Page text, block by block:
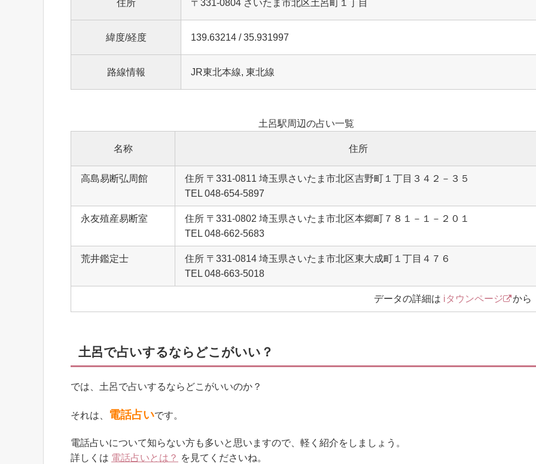
住所 〒331-0804 さいたま市北区土呂町１丁目
緯度/経度 139.63214 / 35.931997
路線情報 JR東北本線, 東北線
土呂駅周辺の占い一覧
名称 住所
高島易断弘周館
住所 〒331-0811 埼玉県さいたま市北区吉野町１丁目３４２－３５
TEL 048-654-5897
永友殖産易断室
住所 〒331-0802 埼玉県さいたま市北区本郷町７８１－１－２０１
TEL 048-662-5683
荒井鑑定士
住所 〒331-0814 埼玉県さいたま市北区東大成町１丁目４７６
TEL 048-663-5018
データの詳細は iタウンページ から
土呂で占いするならどこがいい？
では、土呂で占いするならどこがいいのか？
それは、 電話占いです。
電話占いについて知らない方も多いと思いますので、軽く紹介をしましょう。
詳しくは 電話占いとは？ を見てくださいね。